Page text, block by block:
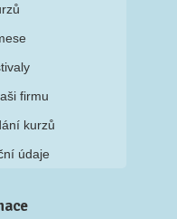
firmu
kurzů
údaje